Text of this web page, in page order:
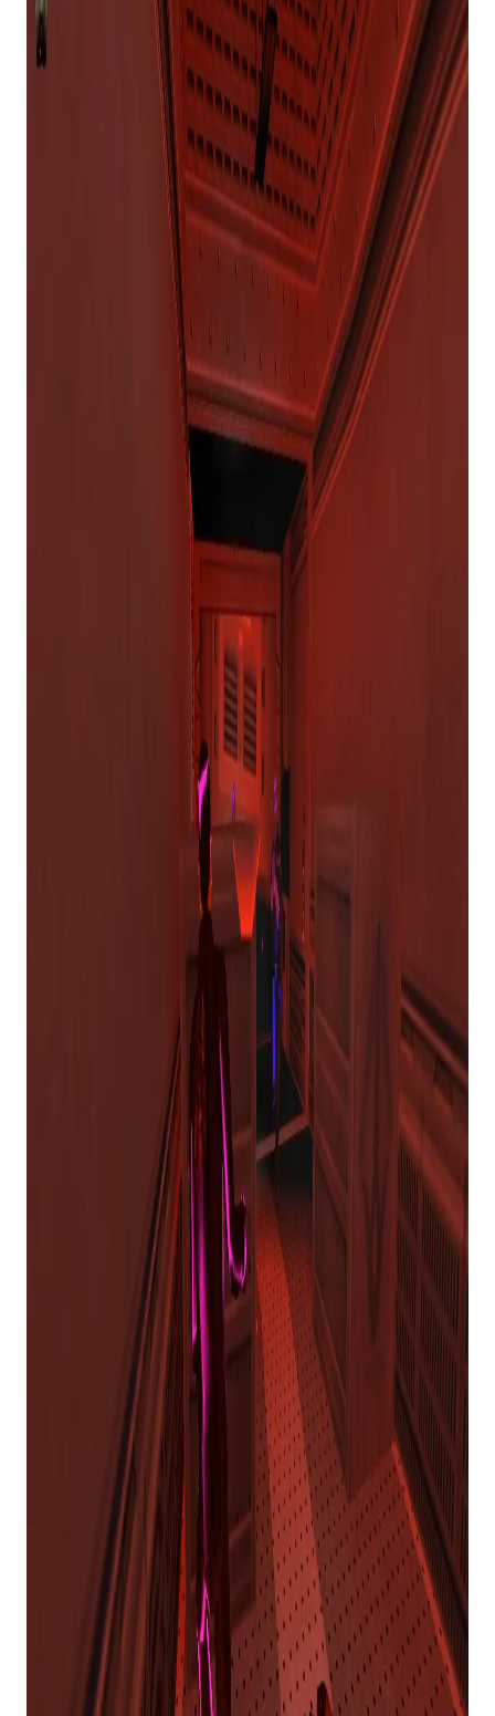
equipe de sobreviventes cooperando em direção
a um objetivo versus uma equipe de zumbis
tentando detê-los.
Se você morresse como sobrevivente, seria
ressuscitado como um zumbi e se juntaria à outra
equipe trabalhando para impedir que seus ex-
companheiros completassem o objetivo. As
rodadas terminaram com os sobreviventes
completando seu objetivo ou com todos sendo
Foi muito divertido antigamente, com sua
Pânico Zumbi! Fonte sendo também
um ótimo jogo multiplayer para quem gostava de
ContágioeNão há mais espaço no
tomaram o seu lugar nos anos seguintes,
mas nada ainda supera o original
Mais de 20 anos depois, Pânico Zumbi!
voltou e teve uma atualização bastante robusta,
trazendo muitos novos recursos e conteúdo para
o mod. Também é totalmente gratuito.
PÂNICO ZUMBI!
OBTÉM NOVO
LANÇAMENTO APÓS
20 ANOS, VIVA
Estreando pela primeira vez no Steam, seu
desenvolvedor escreve: Depois de mais de duas
décadas, temos muito orgulho de anunciar a
clássica modificação do terror de sobrevivência
agora está disponível para jogar no
E acrescenta: “Queremos agradecer a todos que
contribuíram e testaram o mod no ano passado,
fornecendo-lhe muitos novos conteúdos,
comentários e correções que nos ajudaram a
moldar esta versão 1.0 do Steam.”
Esta nova edição do mod restaura muitos dos
mapas antigos que estavam disponíveis na versão
original, junto com suporte ao Steam Workshop,
novos personagens e tipos de armas e recursos
mais expandidos.
Ele também possui novas animações, uma